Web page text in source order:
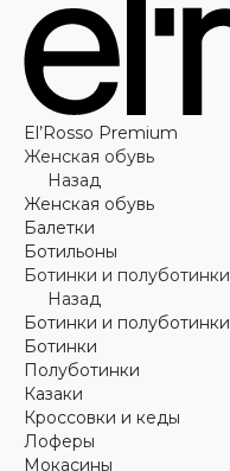
El’Rosso Premium
Женская обувь
Назад
Женская обувь
Балетки
Ботильоны
Ботинки и полуботинки
Назад
Ботинки и полуботинки
Ботинки
Полуботинки
Казаки
Кроссовки и кеды
Лоферы
Мокасины